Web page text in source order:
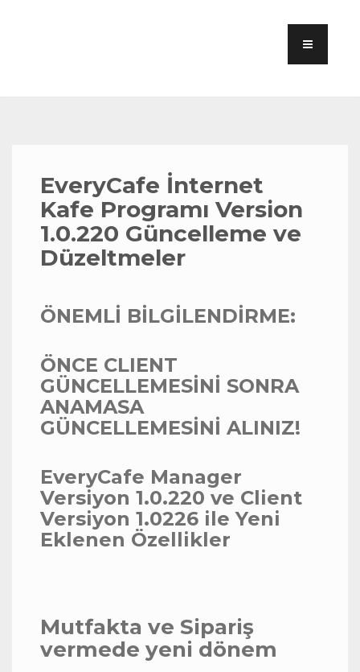
EveryCafe İnternet
Kafe Programı Version
1.0.220 Güncelleme ve
Düzeltmeler
ÖNEMLİ BİLGİLENDİRME:
ÖNCE CLIENT
GÜNCELLEMESİNİ SONRA
ANAMASA
GÜNCELLEMESİNİ ALINIZ!
EveryCafe Manager
Versiyon 1.0.220 ve Client
Versiyon 1.0226 ile Yeni
Eklenen Özellikler
Mutfakta ve Sipariş
vermede yeni dönem